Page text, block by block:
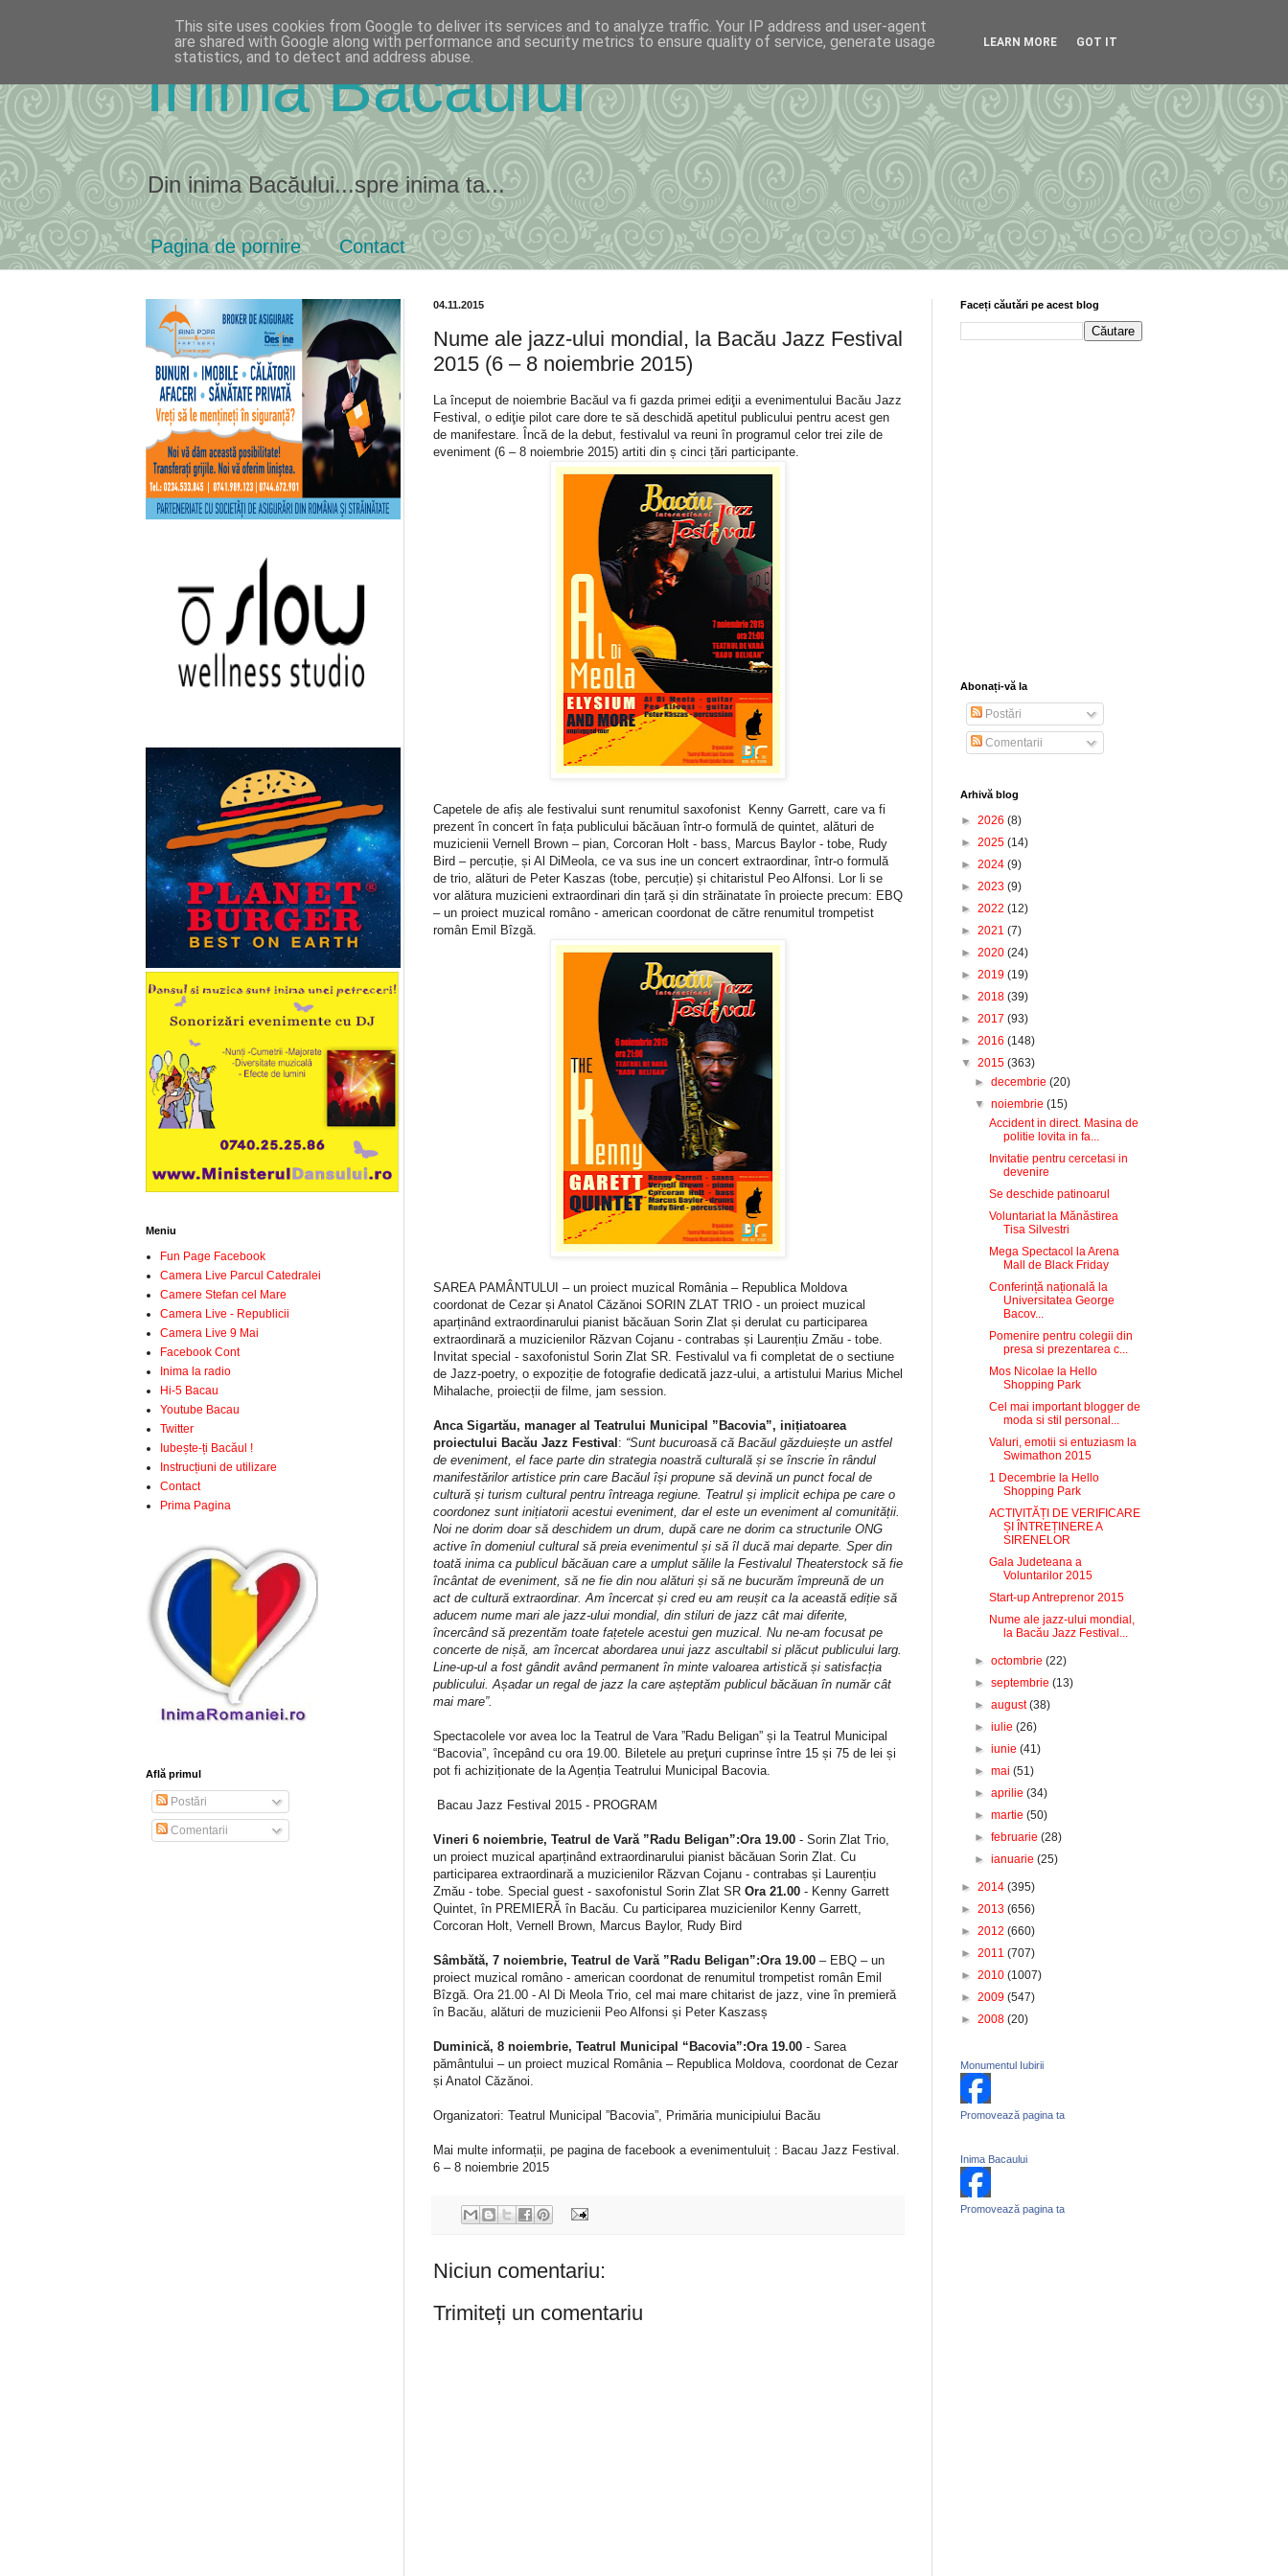
Inima Bacăului
Din inima Bacăului...spre inima ta...
Pagina de pornire Contact
04.11.2015
Nume ale jazz-ului mondial, la Bacău Jazz Festival
2015 (6 – 8 noiembrie 2015)
La început de noiembrie Bacăul va fi gazda primei ediţii a evenimentului Bacău Jazz
Festival, o ediţie pilot care dore te să deschidă apetitul publicului pentru acest gen
de manifestare. Încă de la debut, festivalul va reuni în programul celor trei zile de
eveniment (6 – 8 noiembrie 2015) artiti din ș cinci țări participante.
Capetele de afiș ale festivalui sunt renumitul saxofonist Kenny Garrett, care va fi
prezent în concert în fața publicului băcăuan într-o formulă de quintet, alături de
muzicienii Vernell Brown – pian, Corcoran Holt - bass, Marcus Baylor - tobe, Rudy
Bird – percuție, și Al DiMeola, ce va sus ine un concert extraordinar, într-o formulă
de trio, alături de Peter Kaszas (tobe, percuție) și chitaristul Peo Alfonsi. Lor li se
vor alătura muzicieni extraordinari din țară și din străinatate în proiecte precum: EBQ
– un proiect muzical româno - american coordonat de către renumitul trompetist
român Emil Bîzgă.
SAREA PAMÂNTULUI – un proiect muzical România – Republica Moldova
coordonat de Cezar și Anatol Căzănoi SORIN ZLAT TRIO - un proiect muzical
aparținând extraordinarului pianist băcăuan Sorin Zlat și derulat cu participarea
extraordinară a muzicienilor Răzvan Cojanu - contrabas și Laurențiu Zmău - tobe.
Invitat special - saxofonistul Sorin Zlat SR. Festivalul va fi completat de o sectiune
de Jazz-poetry, o expoziție de fotografie dedicată jazz-ului, a artistului Marius Michel
Mihalache, proiecții de filme, jam session.
Anca Sigartău, manager al Teatrului Municipal ”Bacovia”, inițiatoarea
proiectului Bacău Jazz Festival: “Sunt bucuroasă că Bacăul găzduiește un astfel
de eveniment, el face parte din strategia noastră culturală și se înscrie în rândul
manifestărilor artistice prin care Bacăul își propune să devină un punct focal de
cultură și turism cultural pentru întreaga regiune. Teatrul și implicit echipa pe care o
coordonez sunt inițiatorii acestui eveniment, dar el este un eveniment al comunității.
Noi ne dorim doar să deschidem un drum, după care ne dorim ca structurile ONG
active în domeniul cultural să preia evenimentul și să îl ducă mai departe. Sper din
toată inima ca publicul băcăuan care a umplut sălile la Festivalul Theaterstock să fie
încântat de eveniment, să ne fie din nou alături și să ne bucurăm împreună de un
act de cultură extraordinar. Am încercat și cred eu am reușit ca la această ediție să
aducem nume mari ale jazz-ului mondial, din stiluri de jazz cât mai diferite,
încercând să prezentăm toate fațetele acestui gen muzical. Nu ne-am focusat pe
concerte de nișă, am încercat abordarea unui jazz ascultabil si plăcut publicului larg.
Line-up-ul a fost gândit având permanent în minte valoarea artistică și satisfacția
publicului. Așadar un regal de jazz la care așteptăm publicul băcăuan în număr cât
mai mare”.
Spectacolele vor avea loc la Teatrul de Vara ”Radu Beligan” și la Teatrul Municipal
“Bacovia”, începând cu ora 19.00. Biletele au preţuri cuprinse între 15 și 75 de lei și
pot fi achiziționate de la Agenția Teatrului Municipal Bacovia.
Bacau Jazz Festival 2015 - PROGRAM
Vineri 6 noiembrie, Teatrul de Vară ”Radu Beligan”:Ora 19.00 - Sorin Zlat Trio,
un proiect muzical aparținând extraordinarului pianist băcăuan Sorin Zlat. Cu
participarea extraordinară a muzicienilor Răzvan Cojanu - contrabas și Laurențiu
Zmău - tobe. Special guest - saxofonistul Sorin Zlat SR Ora 21.00 - Kenny Garrett
Quintet, în PREMIERĂ în Bacău. Cu participarea muzicienilor Kenny Garrett,
Corcoran Holt, Vernell Brown, Marcus Baylor, Rudy Bird
Sâmbătă, 7 noiembrie, Teatrul de Vară ”Radu Beligan”:Ora 19.00 – EBQ – un
proiect muzical româno - american coordonat de renumitul trompetist român Emil
Bîzgă. Ora 21.00 - Al Di Meola Trio, cel mai mare chitarist de jazz, vine în premieră
în Bacău, alături de muzicienii Peo Alfonsi și Peter Kaszasș
Duminică, 8 noiembrie, Teatrul Municipal “Bacovia”:Ora 19.00 - Sarea
pământului – un proiect muzical România – Republica Moldova, coordonat de Cezar
și Anatol Căzănoi.
Organizatori: Teatrul Municipal ”Bacovia”, Primăria municipiului Bacău
Mai multe informații, pe pagina de facebook a evenimentuluiț : Bacau Jazz Festival.
6 – 8 noiembrie 2015
Niciun comentariu:
Trimiteți un comentariu
Meniu
Fun Page Facebook
Camera Live Parcul Catedralei
Camere Stefan cel Mare
Camera Live - Republicii
Camera Live 9 Mai
Facebook Cont
Inima la radio
Hi-5 Bacau
Youtube Bacau
Twitter
Iubește-ți Bacăul !
Instrucțiuni de utilizare
Contact
Prima Pagina
Află primul
Postări
Comentarii
Faceți căutări pe acest blog
Abonați-vă la
Postări
Comentarii
Arhivă blog
► 2026 (8)
► 2025 (14)
► 2024 (9)
► 2023 (9)
► 2022 (12)
► 2021 (7)
► 2020 (24)
► 2019 (19)
► 2018 (39)
► 2017 (93)
► 2016 (148)
▼ 2015 (363)
►decembrie(20)
▼noiembrie(15)
Accident in direct. Masina de
politie lovita in fa...
Invitatie pentru cercetasi in
devenire
Se deschide patinoarul
Voluntariat la Mănăstirea
Tisa Silvestri
Mega Spectacol la Arena
Mall de Black Friday
Conferință națională la
Universitatea George
Bacov...
Pomenire pentru colegii din
presa si prezentarea c...
Mos Nicolae la Hello
Shopping Park
Cel mai important blogger de
moda si stil personal...
Valuri, emotii si entuziasm la
Swimathon 2015
1 Decembrie la Hello
Shopping Park
ACTIVITĂȚI DE VERIFICARE
ȘI ÎNTREȚINERE A
SIRENELOR
Gala Judeteana a
Voluntarilor 2015
Start-up Antreprenor 2015
Nume ale jazz-ului mondial,
la Bacău Jazz Festival...
►octombrie(22)
►septembrie(13)
►august(38)
►iulie(26)
►iunie(41)
►mai(51)
►aprilie(34)
►martie(50)
►februarie(28)
►ianuarie(25)
► 2014 (395)
► 2013 (656)
► 2012 (660)
► 2011 (707)
► 2010 (1007)
► 2009 (547)
► 2008 (20)
Monumentul Iubirii
Promovează pagina ta
Inima Bacaului
Promovează pagina ta
This site uses cookies from Google to deliver its services and to analyze traffic. Your IP address and user-agent
are shared with Google along with performance and security metrics to ensure quality of service, generate usage
statistics, and to detect and address abuse.
LEARN MORE GOT IT